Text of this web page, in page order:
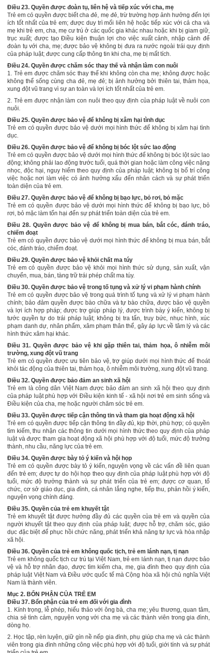
Điều 23. Quyền được đoàn tụ, liên hệ và tiếp xúc với cha, mẹ
Trẻ em có quyền được biết cha đẻ, mẹ đẻ, trừ trường hợp ảnh hưởng đến lợi
ích tốt nhất của trẻ em; được duy trì mối liên hệ hoặc tiếp xúc với cả cha và
mẹ khi trẻ em, cha, mẹ cư trú ở các quốc gia khác nhau hoặc khi bị giam giữ,
trục xuất; được tạo Điều kiện thuận lợi cho việc xuất cảnh, nhập cảnh để
đoàn tụ với cha, mẹ; được bảo vệ không bị đưa ra nước ngoài trái quy định
của pháp luật; được cung cấp thông tin khi cha, mẹ bị mất tích.
Điều 24. Quyền được chăm sóc thay thế và nhận làm con nuôi
1. Trẻ em được chăm sóc thay thế khi không còn cha mẹ; không được hoặc
không thể sống cùng cha đẻ, mẹ đẻ; bị ảnh hưởng bởi thiên tai, thảm họa,
xung đột vũ trang vì sự an toàn và lợi ích tốt nhất của trẻ em.
2. Trẻ em được nhận làm con nuôi theo quy định của pháp luật về nuôi con
nuôi.
Điều 25. Quyền được bảo vệ để không bị xâm hại tình dục
Trẻ em có quyền được bảo vệ dưới mọi hình thức để không bị xâm hại tình
dục.
Điều 26. Quyền được bảo vệ để không bị bóc lột sức lao động
Trẻ em có quyền được bảo vệ dưới mọi hình thức để không bị bóc lột sức lao
động; không phải lao động trước tuổi, quá thời gian hoặc làm công việc nặng
nhọc, độc hại, nguy hiểm theo quy định của pháp luật; không bị bố trí công
việc hoặc nơi làm việc có ảnh hưởng xấu đến nhân cách và sự phát triển
toàn diện của trẻ em.
Điều 27. Quyền được bảo vệ để không bị bạo lực, bỏ rơi, bỏ mặc
Trẻ em có quyền được bảo vệ dưới mọi hình thức để không bị bạo lực, bỏ
rơi, bỏ mặc làm tổn hại đến sự phát triển toàn diện của trẻ em.
Điều 28. Quyền được bảo vệ để không bị mua bán, bắt cóc, đánh tráo,
chiếm đoạt
Trẻ em có quyền được bảo vệ dưới mọi hình thức để không bị mua bán, bắt
cóc, đánh tráo, chiếm đoạt.
Điều 29. Quyền được bảo vệ khỏi chất ma túy
Trẻ em có quyền được bảo vệ khỏi mọi hình thức sử dụng, sản xuất, vận
chuyển, mua, bán, tàng trữ trái phép chất ma túy.
Điều 30. Quyền được bảo vệ trong tố tụng và xử lý vi phạm hành chính
Trẻ em có quyền được bảo vệ trong quá trình tố tụng và xử lý vi phạm hành
chính; bảo đảm quyền được bào chữa và tự bào chữa, được bảo vệ quyền
và lợi ích hợp pháp; được trợ giúp pháp lý, được trình bày ý kiến, không bị
tước quyền tự do trái pháp luật; không bị tra tấn, truy bức, nhục hình, xúc
phạm danh dự, nhân phẩm, xâm phạm thân thể, gây áp lực về tâm lý và các
hình thức xâm hại khác.
Điều 31. Quyền được bảo vệ khi gặp thiên tai, thảm họa, ô nhiễm môi
trường, xung đột vũ trang
Trẻ em có quyền được ưu tiên bảo vệ, trợ giúp dưới mọi hình thứcđể thoát
khỏi tác động của thiên tai, thảm họa, ô nhiễm môi trường, xung đột vũ trang.
Điều 32. Quyền được bảo đảm an sinh xã hội
Trẻ em là công dân Việt Nam được bảo đảm an sinh xã hội theo quy định
của pháp luật phù hợp với Điều kiện kinh tế - xã hội nơi trẻ em sinh sống và
Điều kiện của cha, mẹ hoặc người chăm sóc trẻ em.
Điều 33. Quyền được tiếp cận thông tin và tham gia hoạt động xã hội
Trẻ em có quyền được tiếp cận thông tin đầy đủ, kịp thời, phù hợp; có quyền
tìm kiếm, thu nhận các thông tin dưới mọi hình thức theo quy định của pháp
luật và được tham gia hoạt động xã hội phù hợp với độ tuổi, mức độ trưởng
thành, nhu cầu, năng lực của trẻ em.
Điều 34. Quyền được bày tỏ ý kiến và hội họp
Trẻ em có quyền được bày tỏ ý kiến, nguyện vọng về các vấn đề liên quan
đến trẻ em; được tự do hội họp theo quy định của pháp luật phù hợp với độ
tuổi, mức độ trưởng thành và sự phát triển của trẻ em; được cơ quan, tổ
chức, cơ sở giáo dục, gia đình, cá nhân lắng nghe, tiếp thu, phản hồi ý kiến,
nguyện vọng chính đáng.
Điều 35. Quyền của trẻ em khuyết tật
Trẻ em khuyết tật được hưởng đầy đủ các quyền của trẻ em và quyền của
người khuyết tật theo quy định của pháp luật; được hỗ trợ, chăm sóc, giáo
dục đặc biệt để phục hồi chức năng, phát triển khả năng tự lực và hòa nhập
xã hội.
Điều 36. Quyền của trẻ em không quốc tịch, trẻ em lánh nạn, tị nạn
Trẻ em không quốc tịch cư trú tại Việt Nam, trẻ em lánh nạn, tị nạn được bảo
vệ và hỗ trợ nhân đạo, được tìm kiếm cha, mẹ, gia đình theo quy định của
pháp luật Việt Nam và Điều ước quốc tế mà Cộng hòa xã hội chủ nghĩa Việt
Nam là thành viên.
Mục 2. BỔN PHẬN CỦA TRẺ EM
Điều 37. Bổn phận của trẻ em đối với gia đình
1. Kính trọng, lễ phép, hiếu thảo với ông bà, cha mẹ; yêu thương, quan tâm,
chia sẻ tình cảm, nguyện vọng với cha mẹ và các thành viên trong gia đình,
dòng họ.
2. Học tập, rèn luyện, giữ gìn nề nếp gia đình, phụ giúp cha mẹ và các thành
viên trong gia đình những công việc phù hợp với độ tuổi, giới tính và sự phát